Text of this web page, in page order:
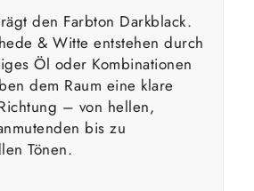
den Farbton Darkblack.
& Witte entstehen durch
Öl oder Kombinationen
dem Raum eine klare
– von hellen,
bis zu
Tönen.